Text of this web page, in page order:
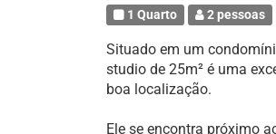
1 Quarto 2 pessoas
Situado em um
studio de 25m² é uma
boa localização.
Ele se encontra próximo